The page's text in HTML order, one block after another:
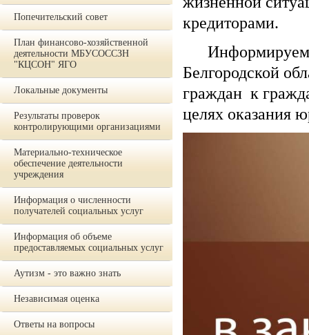
Попечительский совет
План финансово-хозяйственной
деятельности МБУСОССЗН
"КЦСОН" ЯГО
Локальные документы
Результаты проверок
контролирующими организациями
Материально-техническое
обеспечение деятельности
учреждения
Информация о численности
получателей социальных услуг
Информация об объеме
предоставляемых социальных услуг
Аутизм - это важно знать
Независимая оценка
Ответы на вопросы
кредиторами.
Информируем,
Белгородской
граждан к
целях оказания